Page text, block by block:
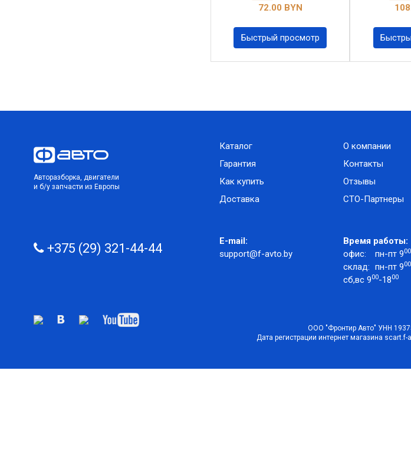
72.00 BYN
Быстрый просмотр
Авторазборка, двигатели
и б/у запчасти из Европы
Каталог
Гарантия
Как купить
Доставка
О компании
Контакты
Отзывы
СТО-Партнеры
+375 (29) 321-44-44
E-mail:
support@f-avto.by
Время работы:
офис:
пн-пт 900
склад: пн-пт 900
сб,вс 900-1800
ООО "Фронтир Авто" УНН
Дата регистрации интернет магазина